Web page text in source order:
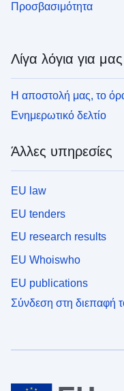
Προσβασιμότητα
Λίγα λόγια για μας
Η αποστολή μας, το
Ενημερωτικό δελτίο
Άλλες υπηρεσίες
EU law
EU tenders
EU research results
EU Whoiswho
EU publications
Σύνδεση στη διεπαφή